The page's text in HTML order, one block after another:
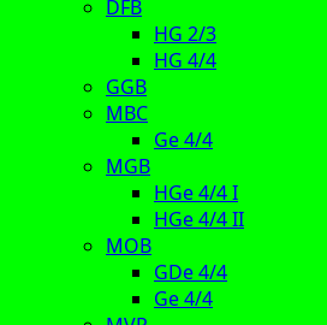
DFB
HG 2/3
HG 4/4
GGB
MBC
Ge 4/4
MGB
HGe 4/4 I
HGe 4/4 II
MOB
GDe 4/4
Ge 4/4